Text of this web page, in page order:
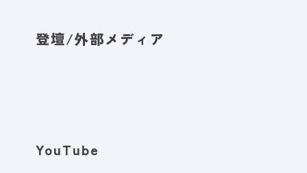
登壇/外部メディア
YouTube